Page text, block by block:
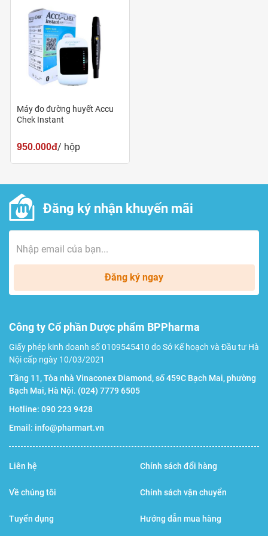
Thời gian đo
Tự động tắt máy
Kích thước
10 kim lấy máu
Tài liệu hướng dẫn sử dụng
Các bộ phận đi kèm với máy
Máy đo đường huyết Accu
Chek Instant
950.000đ/ hộp
Đăng ký nhận khuyến mãi
Đăng ký ngay
Công ty Cổ phần Dược phẩm BPPharma
Giấy phép kinh doanh số 0109545410 do Sở Kế hoạch và Đầu tư Hà
Nội cấp ngày 10/03/2021
Tầng 11, Tòa nhà Vinaconex Diamond, số 459C Bạch Mai, phường
Bạch Mai, Hà Nội. (024) 7779 6505
Hotline: 090 223 9428
Email: info@pharmart.vn
Liên hệ
Về chúng tôi
Tuyển dụng
Chính sách đổi hàng
Chính sách vận chuyển
Hướng dẫn mua hàng